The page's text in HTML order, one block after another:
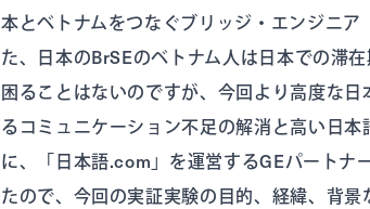
本とベトナムをつなぐブリッジ・エンジニ
た、日本のBrSEのベトナム人は日本での滞
困ることはないのですが、今回より高度な
るコミュニケーション不足の解消と高い日
に、「日本語.com」を運営するGEパートナ
たので、今回の実証実験の目的、経緯、背